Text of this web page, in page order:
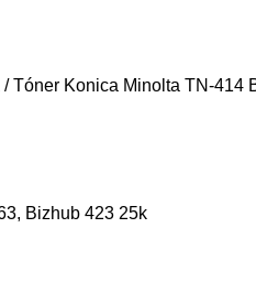
Tóner Konica Minolta TN-414